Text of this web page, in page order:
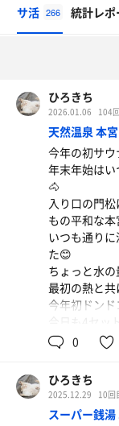
サ活 266 統計レポ
ひろきち
2026.01.06 104
天然温泉 本
今年の初サ
年末年始は
🐴
入り口の門
もの平和な
いつも通り
た😊
ちょっと水
最初の熱と
今年初ドン
今日も4セッ
外が寒いから
今年もよろし
0
ひろきち
2025.12.29 10回
スーパー銭湯